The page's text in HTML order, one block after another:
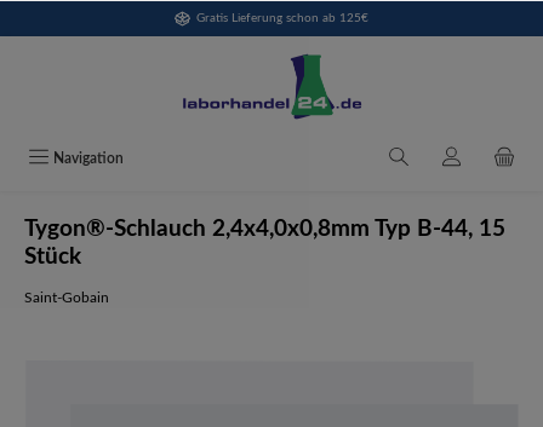
Gratis Lieferung schon ab 125€
Navigation
Tygon®-Schlauch 2,4x4,0x0,8mm Typ B-44, 15
Stück
Saint-Gobain